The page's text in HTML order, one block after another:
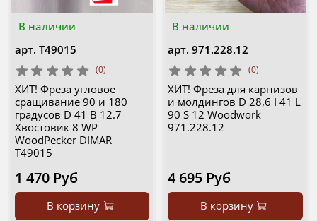
В наличии
арт. T49015
(0)
ХИТ! Фреза угловое
сращивание 90 и 180
градусов D 41 B 12.7
Хвостовик 8 WP
WoodPecker DIMAR
T49015
1 470 Руб
В корзину
В наличии
арт. 971.228.12
(0)
ХИТ! Фреза для карнизов
и молдингов D 28,6 I 41 L
90 S 12 Woodwork
971.228.12
4 695 Руб
В корзину